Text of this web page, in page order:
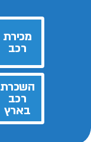
מכירת
רכב
השכרת
רכב
בארץ